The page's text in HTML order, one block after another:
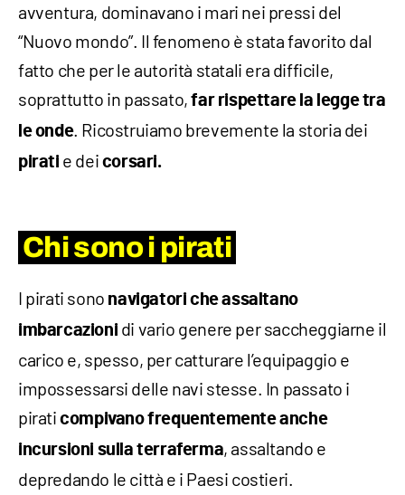
avventura, dominavano i mari nei pressi del
“Nuovo mondo”. Il fenomeno è stata favorito dal
fatto che per le autorità statali era difficile,
soprattutto in passato,far rispettare la legge tra
le onde. Ricostruiamo brevemente la storia dei
pirati e dei corsari.
Chi sono i pirati
I pirati sono navigatori che assaltano
imbarcazioni di vario genere per saccheggiarne il
carico e, spesso, per catturare l’equipaggio e
impossessarsi delle navi stesse. In passato i
piraticompivano frequentemente anche
incursioni sulla terraferma, assaltando e
depredando le città e i Paesi costieri.